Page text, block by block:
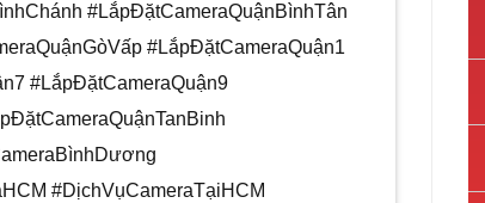
#LắpĐặtCameraQuậnBìnhTân
#LắpĐặtCameraQuận1
#LắpĐặtCameraQuận9
#DịchVụCameraTạiHCM